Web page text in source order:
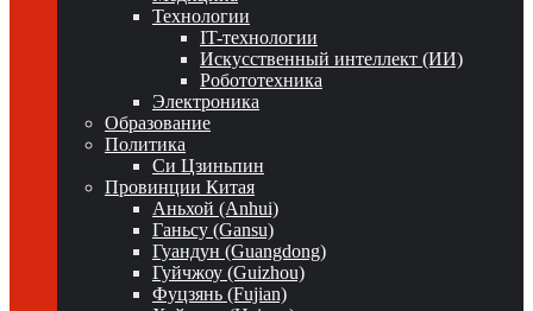
Технологии
IT-технологии
Искусственный интеллект (ИИ)
Робототехника
Электроника
Образование
Политика
Си Цзиньпин
Провинции Китая
Аньхой (Anhui)
Ганьсу (Gansu)
Гуандун (Guangdong)
Гуйчжоу (Guizhou)
Фуцзянь (Fujian)